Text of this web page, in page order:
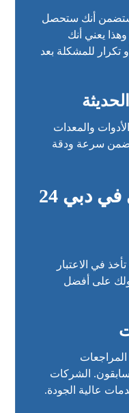
أنك ستحصل
يعني أنك
للمشكلة بعد
والمعدات
يضمن سرعة ودقة
كهربائي في دبي 24
في الاعتبار
على أفضل
الشركات
عالية الجودة.